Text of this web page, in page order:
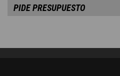
PIDE PRESUPUESTO